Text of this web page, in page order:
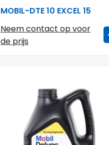
MOBIL-DTE 10 EXCEL 15
Neem contact op voor
de prijs